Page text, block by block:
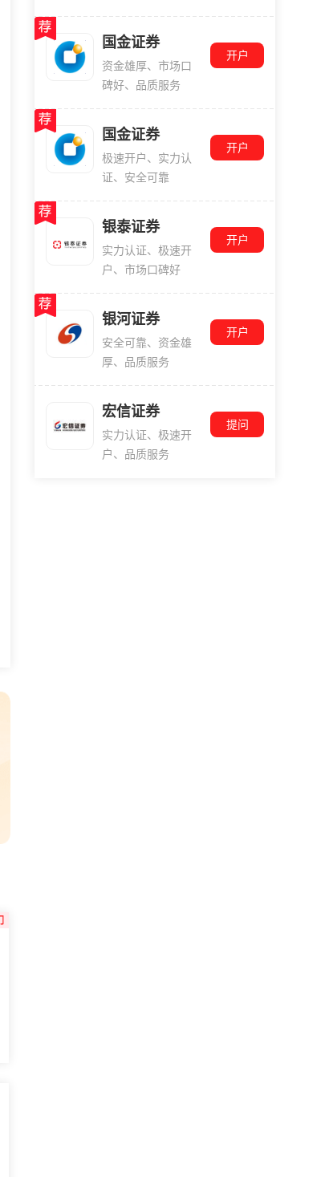
国金证券
资金雄厚、市场口
碑好、品质服务
开户
国金证券
极速开户、实力认
证、安全可靠
开户
银泰证券
实力认证、极速开
户、市场口碑好
开户
银河证券
安全可靠、资金雄
厚、品质服务
开户
宏信证券
实力认证、极速开
户、品质服务
提问